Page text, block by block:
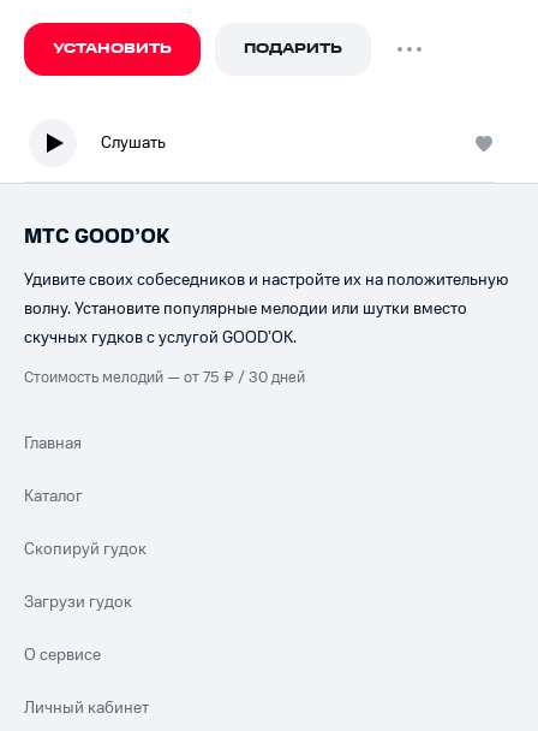
УСТАНОВИТЬ ПОДАРИТЬ
Слушать
МТС GOOD’OK
Удивите своих собеседников и настройте их на положительную
волну. Установите популярные мелодии или шутки вместо
скучных гудков с услугой GOOD’OK.
Стоимость мелодий — от 75 ₽ / 30 дней
Главная
Каталог
Скопируй гудок
Загрузи гудок
О сервисе
Личный кабинет